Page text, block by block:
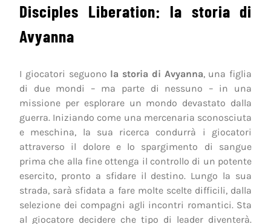
Disciples Liberation: la storia di
Avyanna
I giocatori seguono la storia di Avyanna, una figlia
di due mondi – ma parte di nessuno – in una
missione per esplorare un mondo devastato dalla
guerra. Iniziando come una mercenaria sconosciuta
e meschina, la sua ricerca condurrà i giocatori
attraverso il dolore e lo spargimento di sangue
prima che alla fine ottenga il controllo di un potente
esercito, pronto a sfidare il destino. Lungo la sua
strada, sarà sfidata a fare molte scelte difficili, dalla
selezione dei compagni agli incontri romantici. Sta
al giocatore decidere che tipo di leader diventerà.